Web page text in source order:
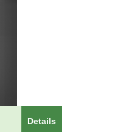
Details